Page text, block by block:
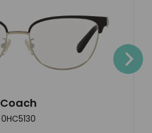
Coach
0HC5130